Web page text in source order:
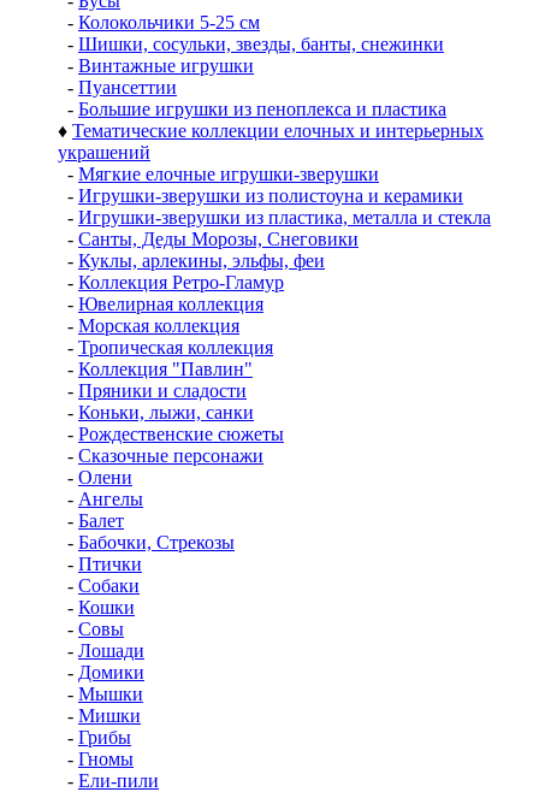
- Колокольчики 5-25 см
- Шишки, сосульки, звезды, банты, снежинки
- Винтажные игрушки
- Пуансеттии
- Большие игрушки из пеноплекса и пластика
♦ Тематические коллекции елочных и интерьерных
украшений
- Мягкие елочные игрушки-зверушки
- Игрушки-зверушки из полистоуна и керамики
- Игрушки-зверушки из пластика, металла и стекла
- Санты, Деды Морозы, Снеговики
- Куклы, арлекины, эльфы, феи
- Коллекция Ретро-Гламур
- Ювелирная коллекция
- Морская коллекция
- Тропическая коллекция
- Коллекция "Павлин"
- Пряники и сладости
- Коньки, лыжи, санки
- Рождественские сюжеты
- Сказочные персонажи
- Олени
- Ангелы
- Балет
- Бабочки, Стрекозы
- Птички
- Собаки
- Кошки
- Совы
- Лошади
- Домики
- Мышки
- Мишки
- Грибы
- Гномы
- Ели-пили